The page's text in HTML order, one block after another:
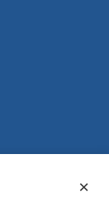
×